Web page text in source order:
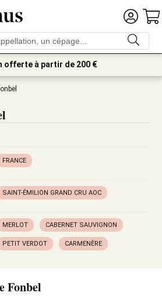
offerte à partir de 200 €
FRANCE
SAINT-ÉMILION GRAND CRU AOC
MERLOT CABERNET SAUVIGNON
PETIT VERDOT CARMENÈRE
Fonbel